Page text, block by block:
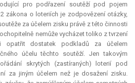
pro podřazení soutěží pod pojem
zákona o loteriích je zodpovězení otázky,
za účelem zisku právě z této činnosti
nemůže vycházet toliko z tvrzení
opatřit dostatek podkladů za účelem
účelu těchto soutěží. Jen takovým
skrytých (zastíraných) loterií pod
za jiným účelem než je dosažení zisku.